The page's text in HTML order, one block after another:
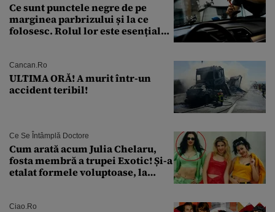
Ce sunt punctele negre de pe
marginea parbrizului și la ce
folosesc. Rolul lor este esențial
Cancan.ro
ULTIMA ORĂ! A murit într-un
accident teribil!
Ce Se Întâmplă Doctore
Cum arată acum Julia Chelaru,
fosta membră a trupei Exotic! Și-a
etalat formele voluptoase, la
Ciao.ro